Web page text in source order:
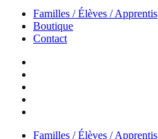
Familles / Élèves / Apprentis
Boutique
Contact
Familles / Élèves / Apprentis